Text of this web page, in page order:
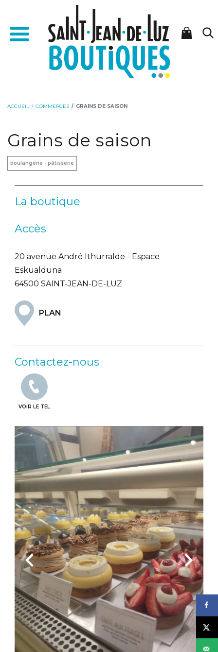
contenu
Menu
Accueil - Saint-Jean-de-Luz Boutiques
ACCUEIL COMMERCES GRAINS DE SAISON
Grains de saison
boulangerie - pâtisserie
La boutique
Accès
20 avenue André Ithurralde - Espace
Eskualduna
64500 SAINT-JEAN-DE-LUZ
PLAN
Contactez-nous
VOIR LE TEL
Previous Next